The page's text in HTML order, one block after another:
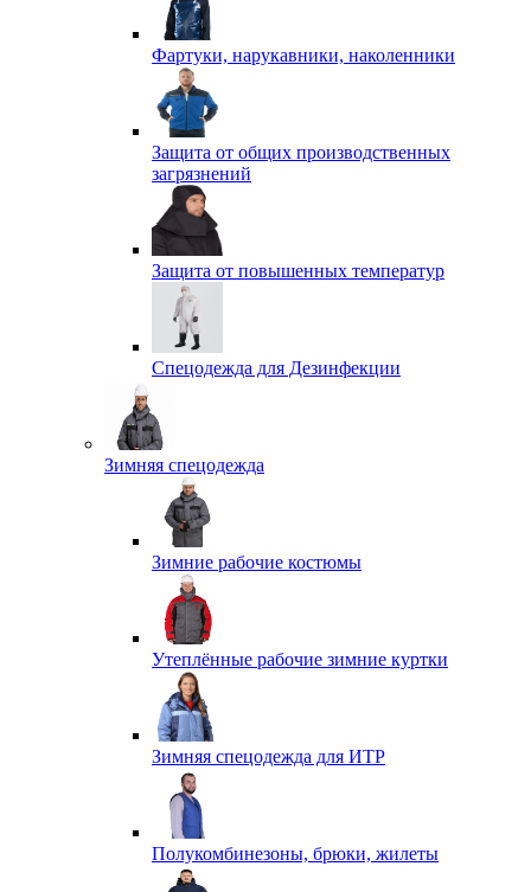
Фартуки, нарукавники, наколенники
Защита от общих производственных
загрязнений
Защита от повышенных температур
Спецодежда для Дезинфекции
Зимняя спецодежда
Зимние рабочие костюмы
Утеплённые рабочие зимние куртки
Зимняя спецодежда для ИТР
Полукомбинезоны, брюки, жилеты